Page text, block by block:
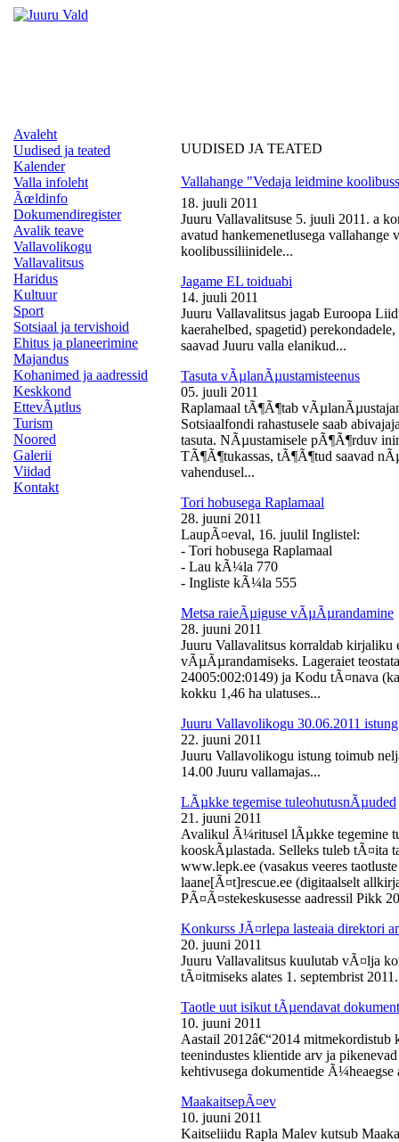
Avaleht
Uudised ja teated
Kalender
Valla infoleht
Ãœldinfo
Dokumendiregister
Avalik teave
Vallavolikogu
Vallavalitsus
Haridus
Kultuur
Sport
Sotsiaal ja tervishoid
Ehitus ja planeerimine
Majandus
Kohanimed ja aadressid
Keskkond
EttevÃµtlus
Turism
Noored
Galerii
Viidad
Kontakt
UUDISED JA TEATED
Vallahange "Vedaja leidmine
18. juuli 2011
Juuru Vallavalitsuse 5. juuli 2011. a
avatud hankemenetlusega vallahange
koolibussiliinidele...
Jagame EL toiduabi
14. juuli 2011
Juuru Vallavalitsus jagab Euroopa
kaerahelbed, spagetid)
saavad Juuru valla elanikud...
Tasuta vÃµlanÃµustamisteenus
05. juuli 2011
Raplamaal tÃ¶Ã¶tab
Sotsiaalfondi rahastusele saab
tasuta. NÃµustamisele pÃ¶Ã¶rduv
TÃ¶Ã¶tukassas, tÃ¶Ã¶tud saavad
vahendusel...
Tori hobusega Raplamaal
28. juuni 2011
LaupÃ¤eval, 16. juulil Inglistel:
- Tori hobusega Raplamaal
- Lau kÃ¼la 770
- Ingliste kÃ¼la 555
Metsa raieÃµiguse vÃµÃµrandamine
28. juuni 2011
Juuru Vallavalitsus korraldab kirjaliku
vÃµÃµrandamiseks. Lageraiet
24005:002:0149) ja Kodu tÃ¤nava
kokku 1,46 ha ulatuses...
Juuru Vallavolikogu 30.06.2011 istung
22. juuni 2011
Juuru Vallavolikogu istung toimub
14.00 Juuru vallamajas...
LÃµkke tegemise tuleohutusnÃµuded
21. juuni 2011
Avalikul Ã¼ritusel lÃµkke tegemine
kooskÃµlastada. Selleks tuleb tÃ¤ita
www.lepk.ee (vasakus veeres
laane[Ã¤t]rescue.ee (digitaalselt
PÃ¤Ã¤stekeskusesse aadressil Pikk
Konkurss JÃ¤rlepa lasteaia direktori
20. juuni 2011
Juuru Vallavalitsus kuulutab vÃ¤lja
tÃ¤itmiseks alates 1. septembrist
Taotle uut isikut tÃµendavat
10. juuni 2011
Aastail 2012â€“2014
teenindustes klientide arv ja
kehtivusega dokumentide Ã¼heaegse
MaakaitsepÃ¤ev
10. juuni 2011
Kaitseliidu Rapla Malev kutsub